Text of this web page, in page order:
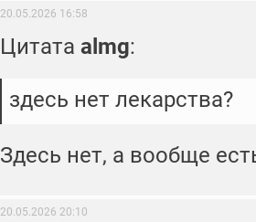
20.05.2026 16:58
Цитата almg:
здесь нет лекарства?
Здесь нет, а вообще
20.05.2026 20:10